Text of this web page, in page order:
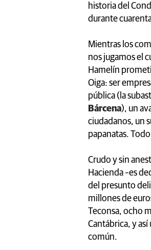
historia del
durante
Mientras los
nos jugamos el
Hamelín
Oiga: ser
pública (la
Bárcena), un
ciudadanos, un
papanatas.
Crudo y sin
Hacienda –es
del presunto
millones de
Teconsa, ocho
Cantábrica, y
común.